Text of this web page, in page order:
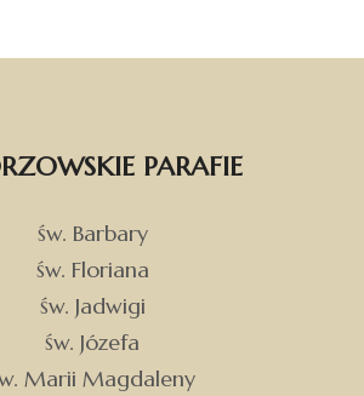
PARAFIE
św. Barbary
św. Floriana
św. Jadwigi
św. Józefa
Marii Magdaleny